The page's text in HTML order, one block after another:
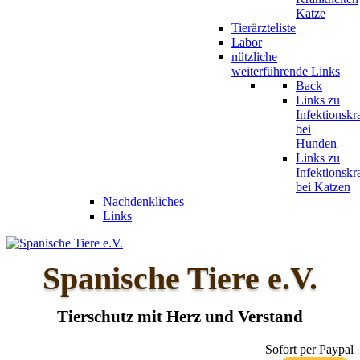
Katze
Tierärzteliste
Labor
nützliche
weiterführende Links
Back
Links zu
bei
Hunden
Links zu
bei Katzen
Nachdenkliches
Links
Spanische Tiere e.V.
Tierschutz mit Herz und Verstand
Sofort per Paypal